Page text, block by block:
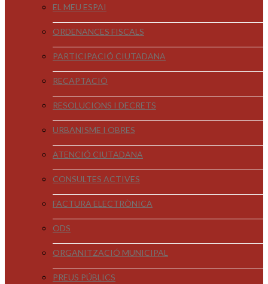
EL MEU ESPAI
ORDENANCES FISCALS
PARTICIPACIÓ CIUTADANA
RECAPTACIÓ
RESOLUCIONS I DECRETS
URBANISME I OBRES
ATENCIÓ CIUTADANA
CONSULTES ACTIVES
FACTURA ELECTRÒNICA
ODS
ORGANITZACIÓ MUNICIPAL
PREUS PÚBLICS